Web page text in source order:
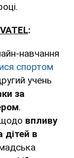
:
навчання
спортом
учень
за
.
впливу
дітей в